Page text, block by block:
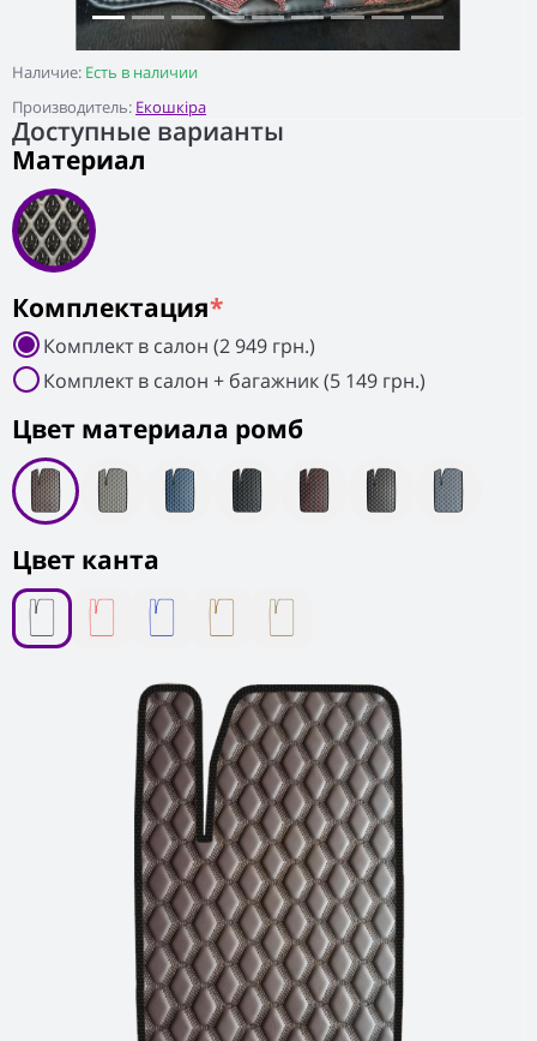
Наличие: Есть в наличии
Производитель: Екошкіра
Доступные варианты
Материал
Цвет материала ромб
Цвет канта
Комплектация*
Комплект в салон (2 949 грн.)
Комплект в салон + багажник (5 149 грн.)